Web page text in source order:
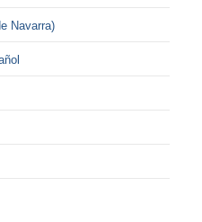
Navarra)